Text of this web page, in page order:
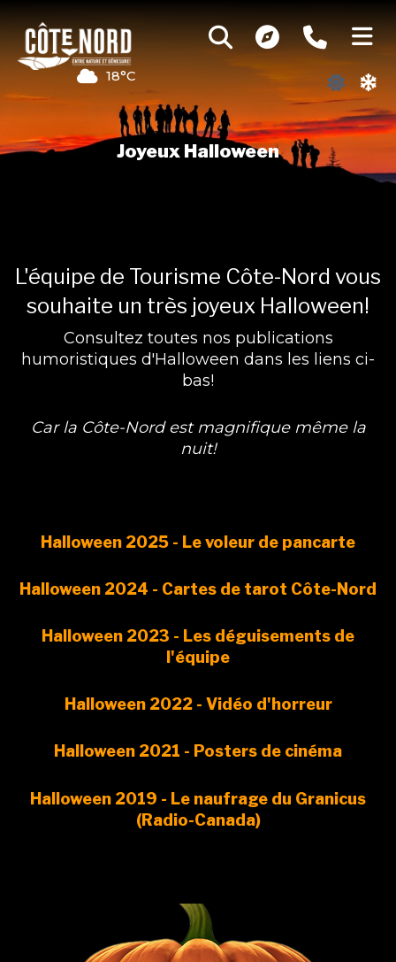
18°C
Joyeux Halloween
L'équipe de Tourisme Côte-Nord vous
souhaite un très joyeux Halloween!
Consultez toutes nos publications
humoristiques d'Halloween dans les liens ci-
bas!
Car la Côte-Nord est magnifique même la
nuit!
Halloween 2025 - Le voleur de pancarte
Halloween 2024 - Cartes de tarot Côte-Nord
Halloween 2023 - Les déguisements de
l'équipe
Halloween 2022 - Vidéo d'horreur
Halloween 2021 - Posters de cinéma
Halloween 2019 - Le naufrage du Granicus
(Radio-Canada)